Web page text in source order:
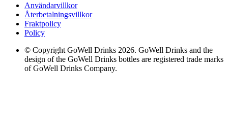
Användarvillkor
Återbetalningsvillkor
Fraktpolicy
Policy
© Copyright GoWell Drinks 2026. GoWell Drinks and the
design of the GoWell Drinks bottles are registered trade marks
of GoWell Drinks Company.